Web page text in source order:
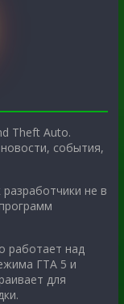
Theft Auto.
события,
не в
работает над
ГТА 5 и
для